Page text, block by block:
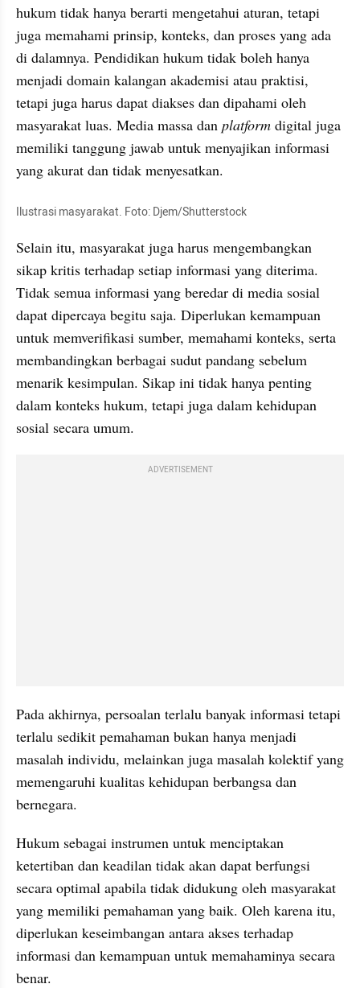
hukum tidak hanya berarti mengetahui aturan, tetapi
juga memahami prinsip, konteks, dan proses yang ada
di dalamnya. Pendidikan hukum tidak boleh hanya
menjadi domain kalangan akademisi atau praktisi,
tetapi juga harus dapat diakses dan dipahami oleh
masyarakat luas. Media massa dan platform digital juga
memiliki tanggung jawab untuk menyajikan informasi
yang akurat dan tidak menyesatkan.
Ilustrasi masyarakat. Foto: Djem/Shutterstock
Selain itu, masyarakat juga harus mengembangkan
sikap kritis terhadap setiap informasi yang diterima.
Tidak semua informasi yang beredar di media sosial
dapat dipercaya begitu saja. Diperlukan kemampuan
untuk memverifikasi sumber, memahami konteks, serta
membandingkan berbagai sudut pandang sebelum
menarik kesimpulan. Sikap ini tidak hanya penting
dalam konteks hukum, tetapi juga dalam kehidupan
sosial secara umum.
ADVERTISEMENT
Pada akhirnya, persoalan terlalu banyak informasi tetapi
terlalu sedikit pemahaman bukan hanya menjadi
masalah individu, melainkan juga masalah kolektif yang
memengaruhi kualitas kehidupan berbangsa dan
bernegara.
Hukum sebagai instrumen untuk menciptakan
ketertiban dan keadilan tidak akan dapat berfungsi
secara optimal apabila tidak didukung oleh masyarakat
yang memiliki pemahaman yang baik. Oleh karena itu,
diperlukan keseimbangan antara akses terhadap
informasi dan kemampuan untuk memahaminya secara
benar.